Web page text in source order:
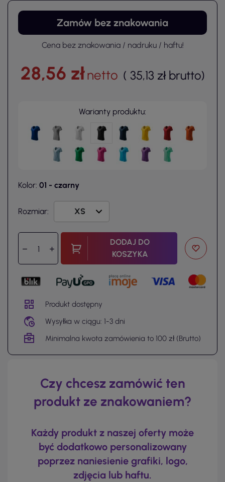
Zamów bez znakowania
Cena bez znakowania / nadruku / haftu!
28,56 złnetto ( 35,13 zł brutto)
Warianty produktu:
Kolor: 01 - czarny
Rozmiar:
DODAJ DO
KOSZYKA
Produkt dostępny
Wysyłka w ciągu: 1-3 dni
Minimalna kwota zamówienia to 100 zł (Brutto)
Czy chcesz zamówić ten
produkt ze znakowaniem?
Każdy produkt z naszej oferty może
być dodatkowo personalizowany
poprzez naniesienie grafiki, logo,
zdjęcia lub haftu.